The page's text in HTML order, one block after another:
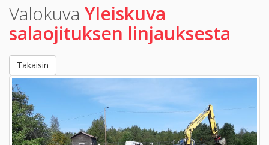
Valokuva Yleiskuva
salaojituksen linjauksesta
Takaisin